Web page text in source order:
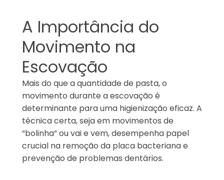
A Importância do
Movimento na
Escovação
Mais do que a quantidade de pasta, o
movimento durante a escovação é
determinante para uma higienização eficaz. A
técnica certa, seja em movimentos de
“bolinha” ou vai e vem, desempenha papel
crucial na remoção da placa bacteriana e
prevenção de problemas dentários.